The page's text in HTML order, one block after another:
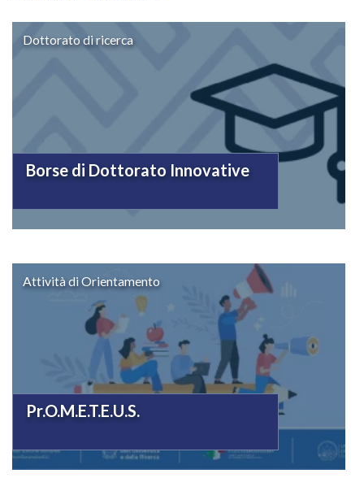
Dottorato di ricerca
Borse di Dottorato Innovative
Attività di Orientamento
Pr.O.M.E.T.E.U.S.